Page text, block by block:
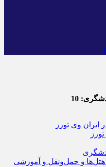
ایران وی تورز
هتل‌ها و حمل‌و‌نقل و آموزشی